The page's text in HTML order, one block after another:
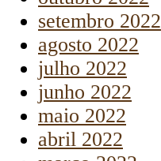
setembro 2022
agosto 2022
julho 2022
junho 2022
maio 2022
abril 2022